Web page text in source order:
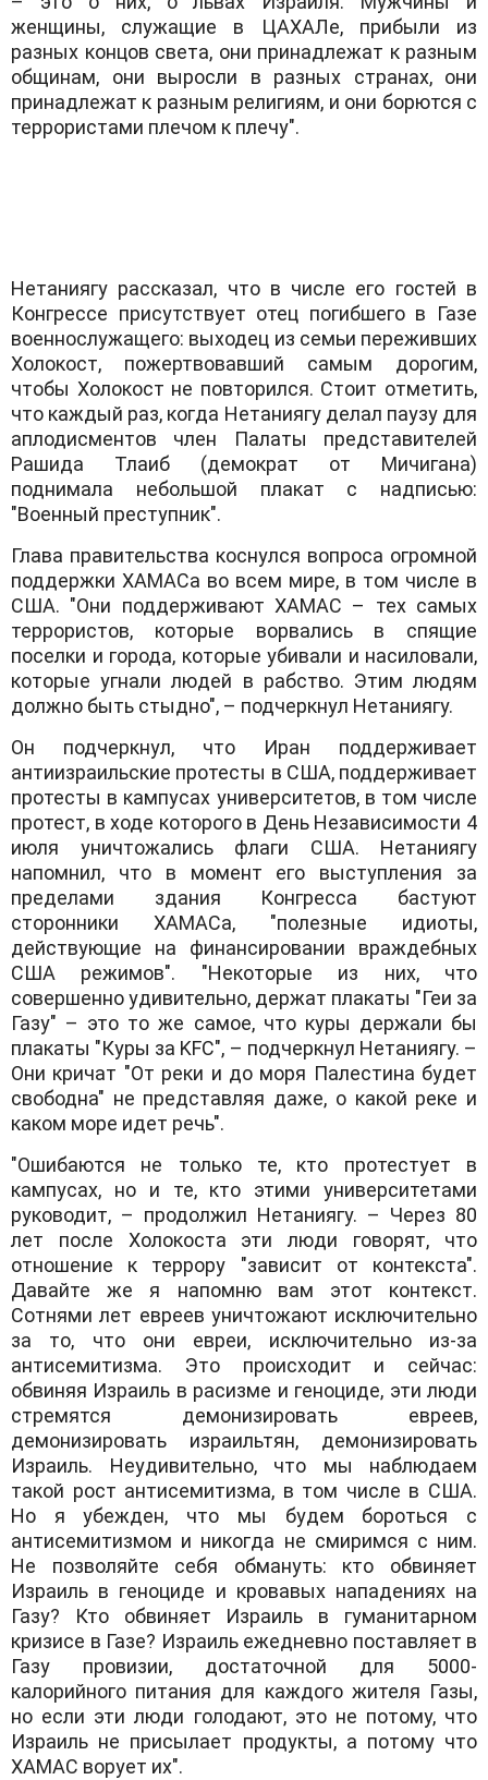
женщины, служащие в ЦАХАЛе, прибыли из
разных концов света, они принадлежат к разным
общинам, они выросли в разных странах, они
принадлежат к разным религиям, и они борются с
террористами плечом к плечу".
Нетаниягу рассказал, что в числе его гостей в
Конгрессе присутствует отец погибшего в Газе
военнослужащего: выходец из семьи переживших
Холокост, пожертвовавший самым дорогим,
чтобы Холокост не повторился. Стоит отметить,
что каждый раз, когда Нетаниягу делал паузу для
аплодисментов член Палаты представителей
Рашида Тлаиб (демократ от Мичигана)
поднимала небольшой плакат с надписью:
"Военный преступник".
Глава правительства коснулся вопроса огромной
поддержки ХАМАСа во всем мире, в том числе в
США. "Они поддерживают ХАМАС – тех самых
террористов, которые ворвались в спящие
поселки и города, которые убивали и насиловали,
которые угнали людей в рабство. Этим людям
должно быть стыдно", – подчеркнул Нетаниягу.
Он подчеркнул, что Иран поддерживает
антиизраильские протесты в США, поддерживает
протесты в кампусах университетов, в том числе
протест, в ходе которого в День Независимости 4
июля уничтожались флаги США. Нетаниягу
напомнил, что в момент его выступления за
пределами здания Конгресса бастуют
сторонники ХАМАСа, "полезные идиоты,
действующие на финансировании враждебных
США режимов". "Некоторые из них, что
совершенно удивительно, держат плакаты "Геи за
Газу" – это то же самое, что куры держали бы
плакаты "Куры за KFC", – подчеркнул Нетаниягу. –
Они кричат "От реки и до моря Палестина будет
свободна" не представляя даже, о какой реке и
каком море идет речь".
"Ошибаются не только те, кто протестует в
кампусах, но и те, кто этими университетами
руководит, – продолжил Нетаниягу. – Через 80
лет после Холокоста эти люди говорят, что
отношение к террору "зависит от контекста".
Давайте же я напомню вам этот контекст.
Сотнями лет евреев уничтожают исключительно
за то, что они евреи, исключительно из-за
антисемитизма. Это происходит и сейчас:
обвиняя Израиль в расизме и геноциде, эти люди
стремятся демонизировать евреев,
демонизировать израильтян, демонизировать
Израиль. Неудивительно, что мы наблюдаем
такой рост антисемитизма, в том числе в США.
Но я убежден, что мы будем бороться с
антисемитизмом и никогда не смиримся с ним.
Не позволяйте себя обмануть: кто обвиняет
Израиль в геноциде и кровавых нападениях на
Газу? Кто обвиняет Израиль в гуманитарном
кризисе в Газе? Израиль ежедневно поставляет в
Газу провизии, достаточной для 5000-
калорийного питания для каждого жителя Газы,
но если эти люди голодают, это не потому, что
Израиль не присылает продукты, а потому что
ХАМАС ворует их".